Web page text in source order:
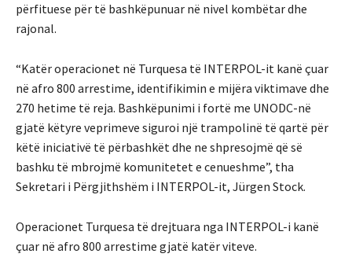
përfituese për të bashkëpunuar në nivel kombëtar dhe
rajonal.
“Katër operacionet në Turquesa të INTERPOL-it kanë çuar
në afro 800 arrestime, identifikimin e mijëra viktimave dhe
270 hetime të reja. Bashkëpunimi i fortë me UNODC-në
gjatë këtyre veprimeve siguroi një trampolinë të qartë për
këtë iniciativë të përbashkët dhe ne shpresojmë që së
bashku të mbrojmë komunitetet e cenueshme”, tha
Sekretari i Përgjithshëm i INTERPOL-it, Jürgen Stock.
Operacionet Turquesa të drejtuara nga INTERPOL-i kanë
çuar në afro 800 arrestime gjatë katër viteve.